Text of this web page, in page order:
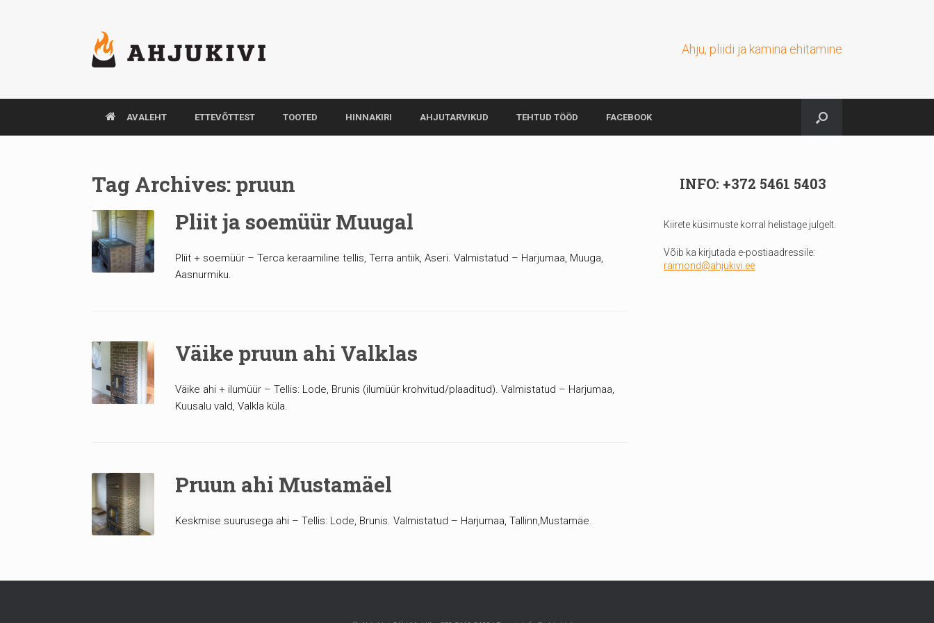
Ahju, pliidi ja kamina ehitamine
AVALEHT ETTEVÕTTEST TOOTED HINNAKIRI AHJUTARVIKUD TEHTUD TÖÖD FACEBOOK
Tag Archives: pruun
Pliit ja soemüür Muugal
Pliit + soemüür – Terca keraamiline tellis, Terra antiik, Aseri. Valmistatud – Harjumaa, Muuga,
Aasnurmiku.
Väike pruun ahi Valklas
Väike ahi + ilumüür – Tellis: Lode, Brunis (ilumüür krohvitud/plaaditud). Valmistatud – Harjumaa,
Kuusalu vald, Valkla küla.
Pruun ahi Mustamäel
Keskmise suurusega ahi – Tellis: Lode, Brunis. Valmistatud – Harjumaa, Tallinn,Mustamäe.
INFO: +372 5461 5403
Kiirete küsimuste korral helistage julgelt.
Võib ka kirjutada e-postiaadressile:
raimond@ahjukivi.ee